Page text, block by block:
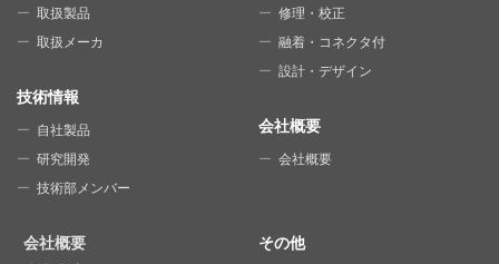
取扱製品
取扱メーカ
技術情報
自社製品
研究開発
技術部メンバー
修理・校正
融着・コネクタ付
設計・デザイン
会社概要
会社概要
会社概要
その他